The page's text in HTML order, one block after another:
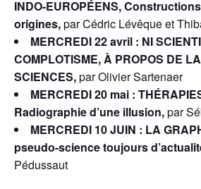
INDO-EUROPÉENS,
origines,par Cédric Lévêque et
MERCREDI 22 avril : NI
COMPLOTISME, À PROPOS DE
SCIENCES,par Olivier Sartenaer
MERCREDI 20 mai :
Radiographie d’une illusion,par
MERCREDI 10 JUIN : LA
pseudo-science toujours
Pédussaut